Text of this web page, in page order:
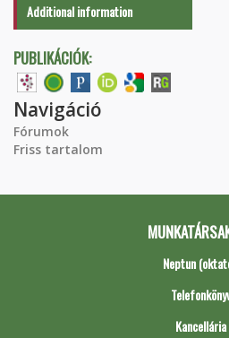
Additional information
PUBLIKÁCIÓK:
Navigáció
Fórumok
Friss tartalom
Neptun
Kancellária